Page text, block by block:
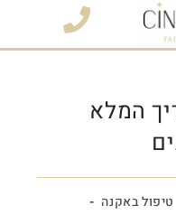
המלא
טיפול באקנה